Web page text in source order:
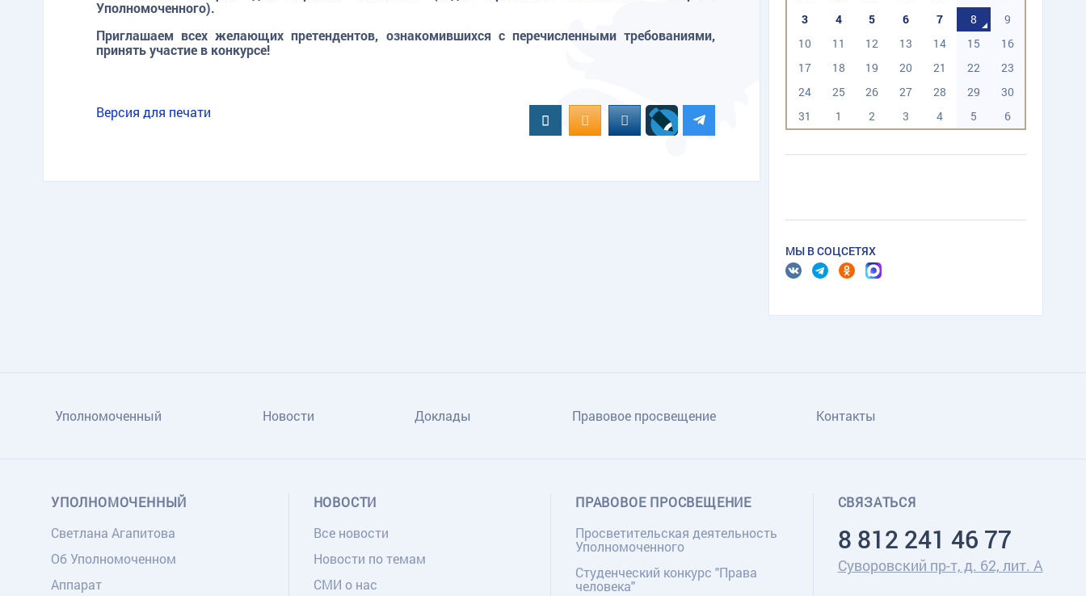
Уполномоченного).
Приглашаем всех желающих претендентов, ознакомившихся с перечисленными требованиями,
принять участие в конкурсе!
Версия для печати ВконтактеOK.RUMAIL.RU
3
4 5 6 7 8
9
10
11 12 13 14 15
16
17
18 19 20 21 22
23
24
25 26 27 28 29
30
31
1 2 3 4 5 6
МЫ В СОЦСЕТЯХ
Уполномоченный Новости Доклады Правовое просвещение Контакты
СВЯЗАТЬСЯ
8 812 241 46 77
Суворовский пр-т, д. 62, лит. А
УПОЛНОМОЧЕННЫЙ
Светлана Агапитова
Об Уполномоченном
Аппарат
НОВОСТИ
Все новости
Новости по темам
СМИ о нас
ПРАВОВОЕ ПРОСВЕЩЕНИЕ
Просветительская деятельность
Уполномоченного
Студенческий конкурс "Права
человека"